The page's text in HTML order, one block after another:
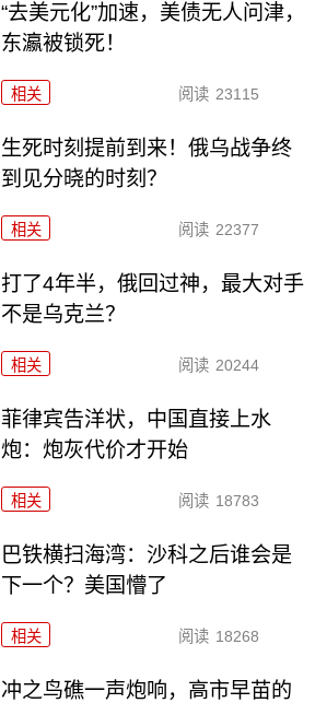
“去美元化”加速，美债无人问津，
东瀛被锁死！
相关 阅读 23115
生死时刻提前到来！俄乌战争终
到见分晓的时刻？
相关 阅读 22377
打了4年半，俄回过神，最大对手
不是乌克兰？
相关 阅读 20244
菲律宾告洋状，中国直接上水
炮：炮灰代价才开始
相关 阅读 18783
巴铁横扫海湾：沙科之后谁会是
下一个？美国懵了
相关 阅读 18268
冲之鸟礁一声炮响，高市早苗的